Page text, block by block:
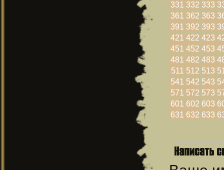
331 332 333
361 362 363
391 392 393
421 422 423
451 452 453
481 482 483
511 512 513
541 542 543
571 572 573
601 602 603
631 632 633